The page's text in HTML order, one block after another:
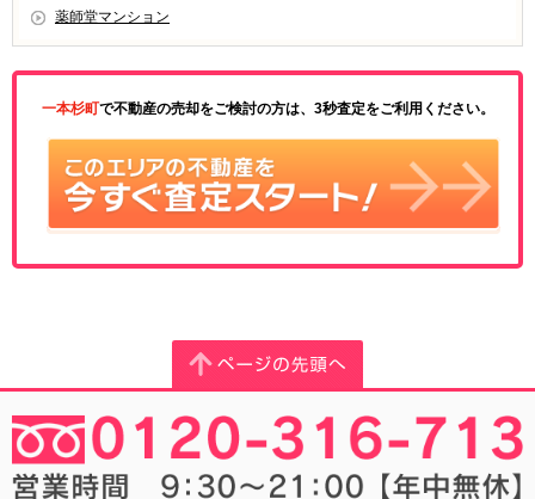
薬師堂マンション
一本杉町で不動産の売却をご検討の方は、3秒査定をご利用ください。